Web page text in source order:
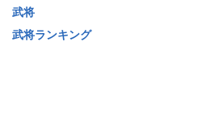
武将
武将ランキング